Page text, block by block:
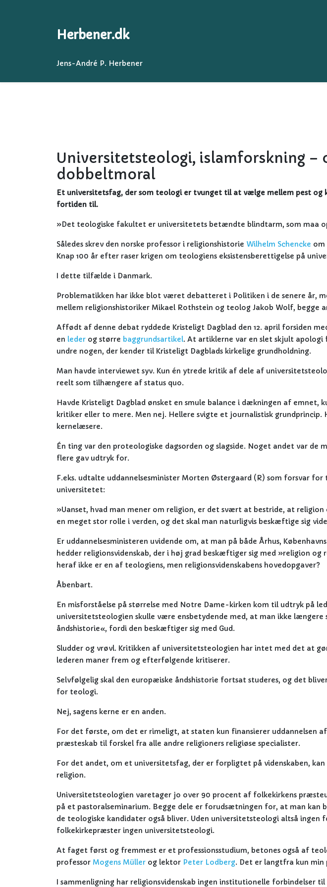
Herbener.dk
Jens-André P. Herbener
Universitetsteologi, islamforskning –
dobbeltmoral
Et universitetsfag, der som teologi er tvunget til at vælge mellem pest og
fortiden til.
»Det teologiske fakultet er universitetets betændte blindtarm, som maa
Således skrev den norske professor i religionshistorie Wilhelm Schencke om
Knap 100 år efter raser krigen om teologiens eksistensberettigelse på
I dette tilfælde i Danmark.
Problematikken har ikke blot været debatteret i Politiken i de senere år,
mellem religionshistoriker Mikael Rothstein og teolog Jakob Wolf, begge
Affødt af denne debat ryddede Kristeligt Dagblad den 12. april forsiden
en leder og større baggrundsartikel. At artiklerne var en slet skjult
undre nogen, der kender til Kristeligt Dagblads kirkelige grundholdning.
Man havde interviewet syv. Kun én ytrede kritik af dele af
reelt som tilhængere af status quo.
Havde Kristeligt Dagblad ønsket en smule balance i dækningen af emnet,
kritiker eller to mere. Men nej. Hellere svigte et journalistisk
kernelæsere.
Én ting var den proteologiske dagsorden og slagside. Noget andet var de
flere gav udtryk for.
F.eks. udtalte uddannelsesminister Morten Østergaard (R) som forsvar for
universitetet:
»Uanset, hvad man mener om religion, er det svært at bestride, at
en meget stor rolle i verden, og det skal man naturligvis beskæftige sig
Er uddannelsesministeren uvidende om, at man på både Århus,
hedder religionsvidenskab, der i høj grad beskæftiger sig med »religion og
heraf ikke er en af teologiens, men religionsvidenskabens hovedopgaver?
Åbenbart.
En misforståelse på størrelse med Notre Dame-kirken kom til udtryk på
universitetsteologien skulle være ensbetydende med, at man ikke længere
åndshistorie«, fordi den beskæftiger sig med Gud.
Sludder og vrøvl. Kritikken af universitetsteologien har intet med det at
lederen maner frem og efterfølgende kritiserer.
Selvfølgelig skal den europæiske åndshistorie fortsat studeres, og det
for teologi.
Nej, sagens kerne er en anden.
For det første, om det er rimeligt, at staten kun finansierer uddannelsen
præsteskab til forskel fra alle andre religioners religiøse specialister.
For det andet, om et universitetsfag, der er forpligtet på videnskaben,
religion.
Universitetsteologien varetager jo over 90 procent af folkekirkens
på et pastoralseminarium. Begge dele er forudsætningen for, at man
de teologiske kandidater også bliver. Uden universitetsteologi altså ingen
folkekirkepræster ingen universitetsteologi.
At faget først og fremmest er et professionsstudium, betones også af
professor Mogens Müller og lektor Peter Lodberg. Det er langtfra kun min
I sammenligning har religionsvidenskab ingen institutionelle forbindelser